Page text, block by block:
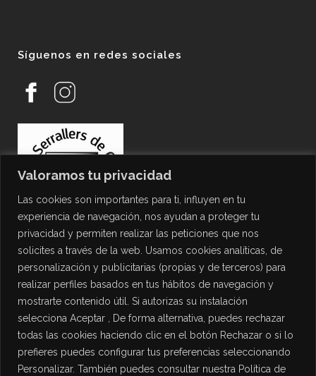
Valoramos tu privacidad
Las cookies son importantes para ti, influyen en tu
experiencia de navegación, nos ayudan a proteger tu
privacidad y permiten realizar las peticiones que nos
solicites a través de la web. Usamos cookies analíticas, de
personalización y publicitarias (propias y de terceros) para
realizar perfiles basados en tus hábitos de navegación y
mostrarte contenido útil. Si autorizas su instalación
selecciona Aceptar , De forma alternativa, puedes rechazar
todas las cookies haciendo clic en el botón Rechazar o si lo
prefieres puedes configurar tus preferencias seleccionando
Personalizar. También puedes consultar nuestra Política de
Síguenos en redes sociales
PROTECCIÓN DE DATOS
Política de Privacidad
Política de Cookies
Aviso Legal